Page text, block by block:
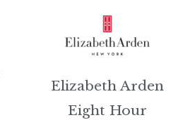
Elizabeth Arden
Eight Hour